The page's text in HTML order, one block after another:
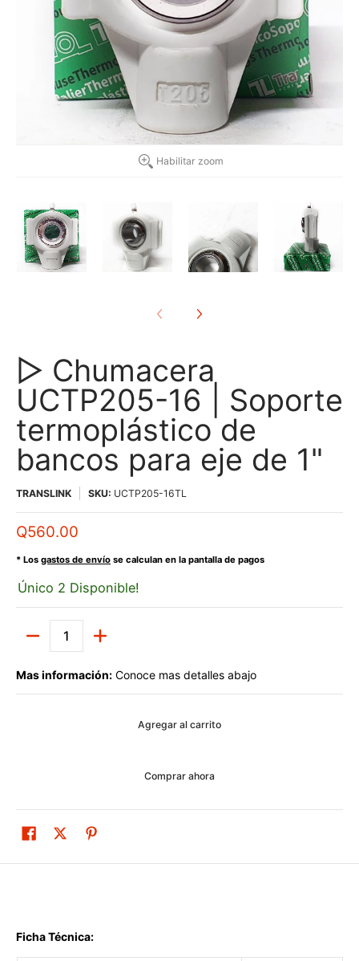
Habilitar zoom
▷ Chumacera
UCTP205-16 | Soporte
termoplástico de
bancos para eje de 1"
TRANSLINK SKU: UCTP205-16TL
Q560.00
* Los gastos de envío se calculan en la pantalla de pagos
Único 2 Disponible!
Mas información: Conoce mas detalles abajo
Agregar al carrito
Comprar ahora
Ficha Técnica: